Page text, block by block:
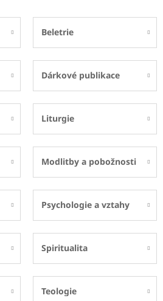
Beletrie
Dárkové publikace
Liturgie
Modlitby a pobožnosti
Psychologie a vztahy
Spiritualita
Teologie